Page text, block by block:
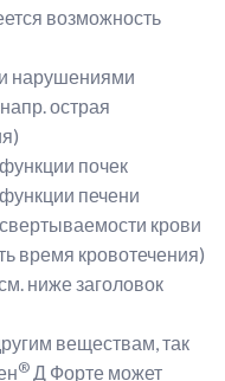
возможность
нарушениями
острая
почек
печени
крови
время кровотечения)
ниже заголовок
веществам, так
® Д Форте может